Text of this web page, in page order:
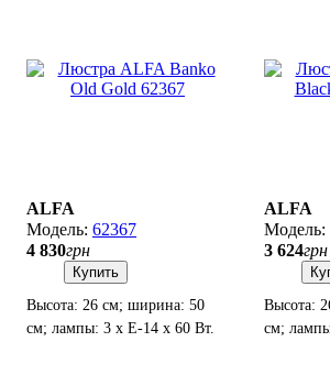
ALFA
62367
4 830грн
Купить
Высота: 26 см; ширина: 50
см; лампы: 3 х Е-14 х 60 Вт.
ALFA
3 624грн
Высота:
см;